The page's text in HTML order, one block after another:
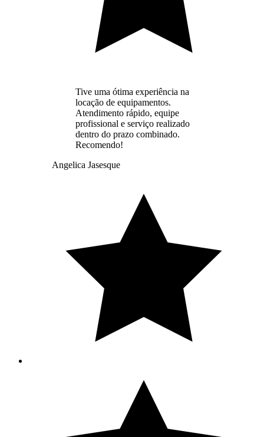
Tive uma ótima experiência na
locação de equipamentos.
Atendimento rápido, equipe
profissional e serviço realizado
dentro do prazo combinado.
Recomendo!
Angelica Jasesque